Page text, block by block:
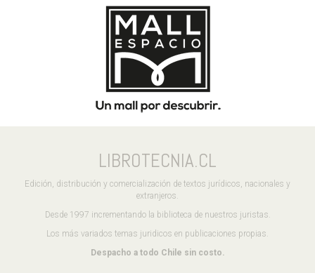
LIBROTECNIA.CL
Edición, distribución y comercialización de textos jurídicos, nacionales y
extranjeros.
Desde 1997 incrementando la biblioteca de nuestros juristas.
Los más variados temas juridicos en publicaciones propias.
Despacho a todo Chile sin costo.